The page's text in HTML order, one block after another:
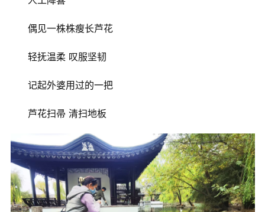
​偶见一株株瘦长芦花
轻抚温柔 叹服坚韧
​记起外婆用过的一把
​芦花扫帚 ​清扫地板